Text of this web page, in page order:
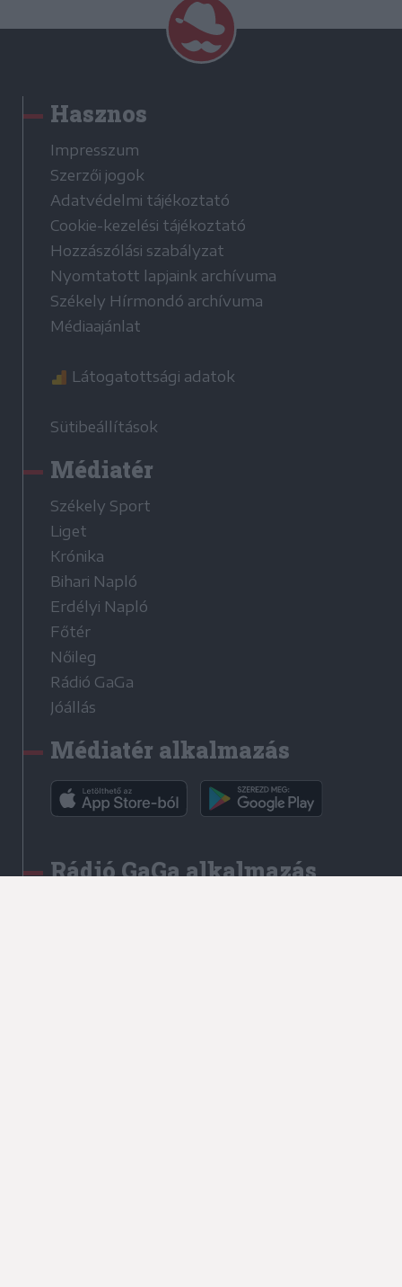
Hasznos
Impresszum
Szerzői jogok
Adatvédelmi tájékoztató
Cookie-kezelési tájékoztató
Hozzászólási szabályzat
Nyomtatott lapjaink archívuma
Székely Hírmondó archívuma
Médiaajánlat
Látogatottsági adatok
Sütibeállítások
Médiatér
Székely Sport
Liget
Krónika
Bihari Napló
Erdélyi Napló
Főtér
Nőileg
Rádió GaGa
Jóállás
Médiatér alkalmazás
Rádió GaGa alkalmazás